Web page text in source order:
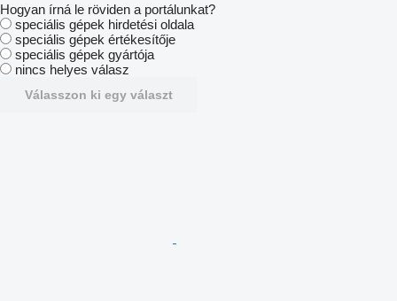
Hogyan írná le röviden a portálunkat?
speciális gépek hirdetési oldala
speciális gépek értékesítője
speciális gépek gyártója
nincs helyes válasz
Válasszon ki egy választ